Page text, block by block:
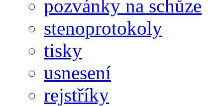
pozvánky na schůze
stenoprotokoly
tisky
usnesení
rejstříky